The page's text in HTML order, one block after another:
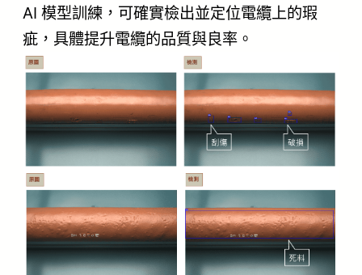
AI 模型訓練，可確實檢出並定位電纜上的瑕
疵，具體提升電纜的品質與良率。